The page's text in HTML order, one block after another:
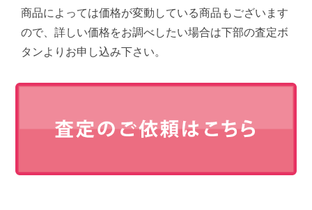
商品によっては価格が変動している商品もございます
ので、詳しい価格をお調べしたい場合は下部の査定ボ
タンよりお申し込み下さい。